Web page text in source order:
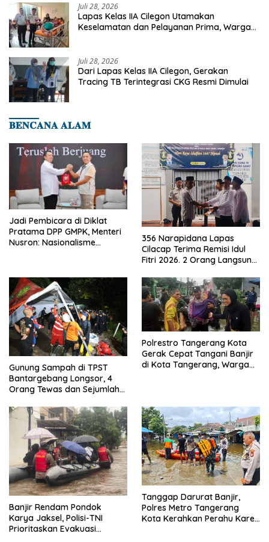
Juli 28, 2026
Lapas Kelas IIA Cilegon Utamakan
Keselamatan dan Pelayanan Prima, Warga
Juli 28, 2026
Dari Lapas Kelas IIA Cilegon, Gerakan
Tracing TB Terintegrasi CKG Resmi Dimulai
𝐁𝐄𝐍𝐂𝐀𝐍𝐀 𝐀𝐋𝐀𝐌
Jadi Pembicara di Diklat
Pratama DPP GMPK, Menteri
Nusron: Nasionalisme
356 Narapidana Lapas
Cilacap Terima Remisi Idul
Fitri 2026. 2 Orang Langsung
Gunung Sampah di TPST
Bantargebang Longsor, 4
Orang Tewas dan Sejumlah
Polrestro Tangerang Kota
Gerak Cepat Tangani Banjir
di Kota Tangerang, Warga
Banjir Rendam Pondok
Karya Jaksel, Polisi-TNI
Prioritaskan Evakuasi
Tanggap Darurat Banjir,
Polres Metro Tangerang
Kota Kerahkan Perahu Karet